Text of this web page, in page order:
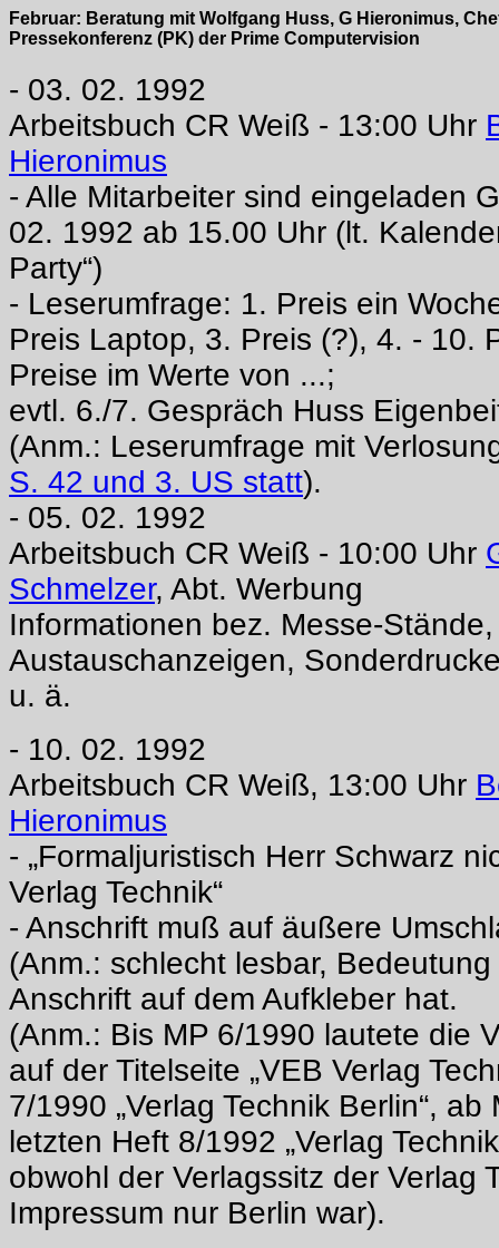
Februar: Beratung mit Wolfgang Huss, G Hieronimus,
Pressekonferenz (PK) der Prime Computervision
- 03. 02. 1992
Arbeitsbuch CR Weiß - 13:00 Uhr
Hieronimus
- Alle Mitarbeiter sind eingeladen
02. 1992 ab 15.00 Uhr (lt.
Party“)
- Leserumfrage: 1. Preis ein
Preis Laptop, 3. Preis (?), 4. - 10.
Preise im Werte von ...;
evtl. 6./7. Gespräch Huss
(Anm.: Leserumfrage mit
S. 42 und 3. US statt).
- 05. 02. 1992
Arbeitsbuch CR Weiß - 10:00 Uhr
Schmelzer, Abt. Werbung
Informationen bez. Messe-
Austauschanzeigen,
u. ä.
- 10. 02. 1992
Arbeitsbuch CR Weiß, 13:00 Uhr
Hieronimus
- „Formaljuristisch Herr Schwarz
Verlag Technik“
- Anschrift muß auf äußere
(Anm.: schlecht lesbar,
Anschrift auf dem Aufkleber hat.
(Anm.: Bis MP 6/1990 lautete die
auf der Titelseite „VEB Verlag
7/1990 „Verlag Technik Berlin“,
letzten Heft 8/1992 „Verlag
obwohl der Verlagssitz der Verlag
Impressum nur Berlin war).